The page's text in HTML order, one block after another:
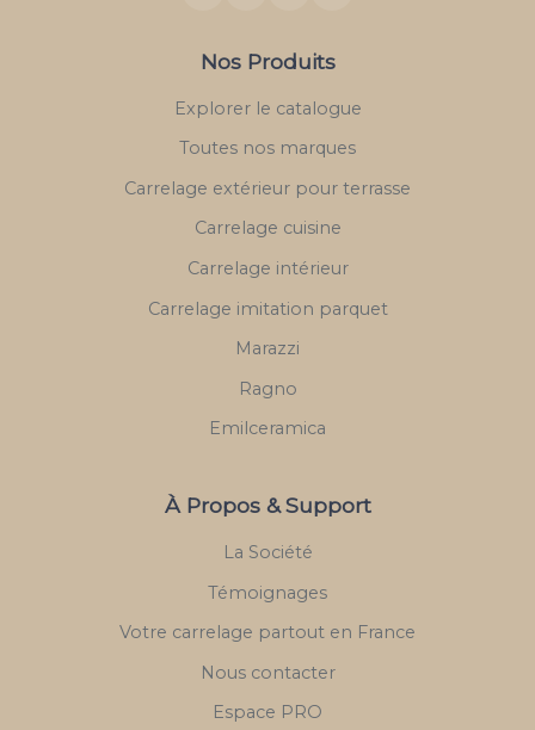
Nos Produits
Explorer le catalogue
Toutes nos marques
Carrelage extérieur pour terrasse
Carrelage cuisine
Carrelage intérieur
Carrelage imitation parquet
Marazzi
Ragno
Emilceramica
À Propos & Support
La Société
Témoignages
Votre carrelage partout en France
Nous contacter
Espace PRO